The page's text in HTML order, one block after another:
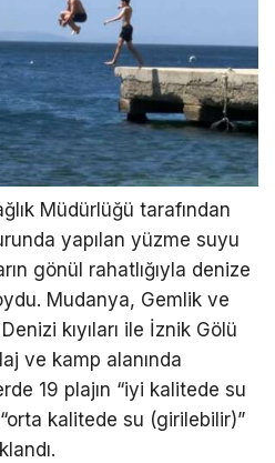
Müdürlüğü tarafından
yapılan yüzme suyu
gönül rahatlığıyla denize
Mudanya, Gemlik ve
kıyıları ile İznik Gölü
ve kamp alanında
19 plajın “iyi kalitede su
kalitede su (girilebilir)”